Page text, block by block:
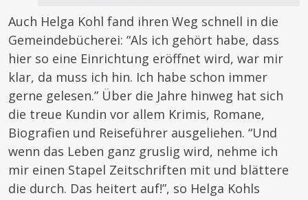
Auch Helga Kohl fand ihren Weg schnell in die
Gemeindebücherei: “Als ich gehört habe, dass
hier so eine Einrichtung eröffnet wird, war mir
klar, da muss ich hin. Ich habe schon immer
gerne gelesen.” Über die Jahre hinweg hat sich
die treue Kundin vor allem Krimis, Romane,
Biografien und Reiseführer ausgeliehen. “Und
wenn das Leben ganz gruslig wird, nehme ich
mir einen Stapel Zeitschriften mit und blättere
die durch. Das heitert auf!”, so Helga Kohls